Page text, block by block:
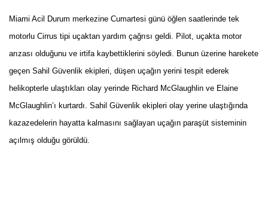
Miami Acil Durum merkezine Cumartesi günü öğlen saatlerinde tek
motorlu Cirrus tipi uçaktan yardım çağrısı geldi. Pilot, uçakta motor
arızası olduğunu ve irtifa kaybettiklerini söyledi. Bunun üzerine harekete
geçen Sahil Güvenlik ekipleri, düşen uçağın yerini tespit ederek
helikopterle ulaştıkları olay yerinde Richard McGlaughlin ve Elaine
McGlaughlin’ı kurtardı. Sahil Güvenlik ekipleri olay yerine ulaştığında
kazazedelerin hayatta kalmasını sağlayan uçağın paraşüt sisteminin
açılmış olduğu görüldü.